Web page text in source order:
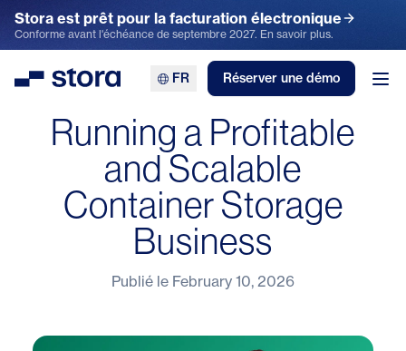
Stora est prêt pour la facturation électronique
Conforme avant l'échéance de septembre 2027. En savoir plus.
Stora FR Réserver une démo
Running a Profitable
and Scalable
Container Storage
Business
Publié le February 10, 2026